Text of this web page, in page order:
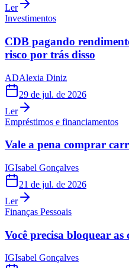
Ler
Investimentos
CDB pagando
risco por trás disso
ADAlexia Diniz
29 de jul. de 2026
Ler
Empréstimos e financiamentos
Vale a pena comprar
IGIsabel Gonçalves
21 de jul. de 2026
Ler
Finanças Pessoais
Você precisa bloquear as
IGIsabel Gonçalves